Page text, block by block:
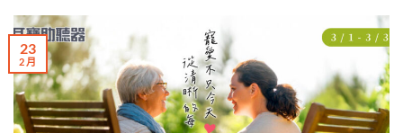
23
2 月